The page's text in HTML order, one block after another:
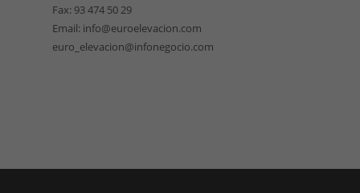
Fax: 93 474 50 29
Email: info@euroelevacion.com
euro_elevacion@infonegocio.com